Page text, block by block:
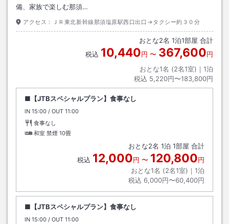
備、家族で楽しむ那須…
アクセス： ＪＲ東北新幹線那須塩原駅西口出口→タクシー約３０分
おとな2名 1泊1部屋 合計
税込 10,440円 〜 367,600円
おとな1名 (2名1室)｜ 1泊
税込 5,220円〜183,800円
■【JTBスペシャルプラン】食事なし
IN チェックイン
15:00 / OUT チェックアウト
11:00
食事なし
和室 禁煙 10畳
おとな2名 1泊 1部屋 合計
税込 12,000円 〜 120,800円
おとな1名 (2名1室)｜ 1泊
税込 6,000円〜60,400円
■【JTBスペシャルプラン】食事なし
IN チェックイン
15:00 / OUT チェックアウト
11:00